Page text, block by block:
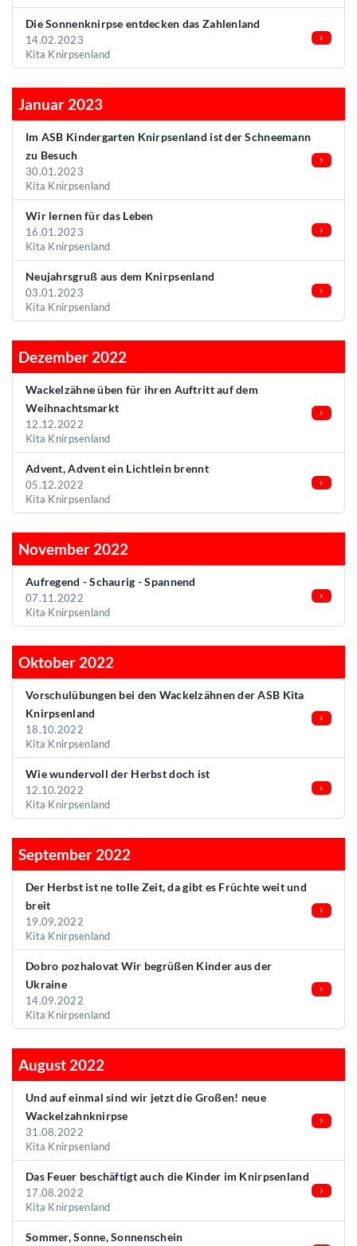
Die Sonnenknirpse entdecken das Zahlenland
14.02.2023
Kita Knirpsenland
Januar 2023
Im ASB Kindergarten Knirpsenland ist der Schneemann
zu Besuch
30.01.2023
Kita Knirpsenland
Wir lernen für das Leben
16.01.2023
Kita Knirpsenland
Neujahrsgruß aus dem Knirpsenland
03.01.2023
Kita Knirpsenland
Dezember 2022
Wackelzähne üben für ihren Auftritt auf dem
Weihnachtsmarkt
12.12.2022
Kita Knirpsenland
Advent, Advent ein Lichtlein brennt
05.12.2022
Kita Knirpsenland
November 2022
Aufregend - Schaurig - Spannend
07.11.2022
Kita Knirpsenland
Oktober 2022
Vorschulübungen bei den Wackelzähnen der ASB Kita
Knirpsenland
18.10.2022
Kita Knirpsenland
Wie wundervoll der Herbst doch ist
12.10.2022
Kita Knirpsenland
September 2022
Der Herbst ist ne tolle Zeit, da gibt es Früchte weit und
breit
19.09.2022
Kita Knirpsenland
Dobro pozhalovat Wir begrüßen Kinder aus der
Ukraine
14.09.2022
Kita Knirpsenland
August 2022
Und auf einmal sind wir jetzt die Großen! neue
Wackelzahnknirpse
31.08.2022
Kita Knirpsenland
Das Feuer beschäftigt auch die Kinder im Knirpsenland
17.08.2022
Kita Knirpsenland
Sommer, Sonne, Sonnenschein